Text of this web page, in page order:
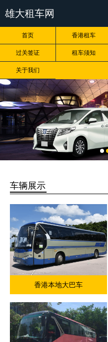
雄大租车网
首页 香港租车
过关签证 租车须知
关于我们
车辆展示
香港本地大巴车